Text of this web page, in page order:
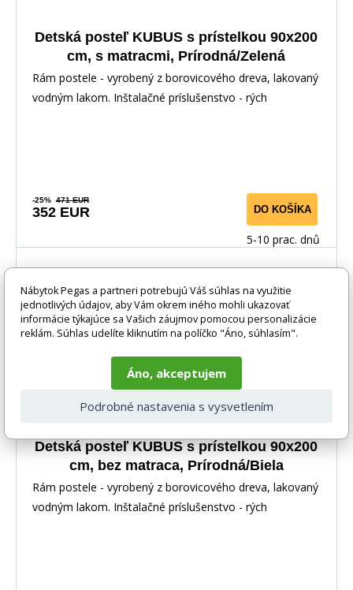
Detská posteľ KUBUS s prístelkou 90x200
cm, s matracmi, Prírodná/Zelená
Rám postele - vyrobený z borovicového dreva, lakovaný
vodným lakom. Inštalačné príslušenstvo - rých
-25% 471 EUR
352 EUR DO KOŠÍKA
5-10 prac. dnů
Detská posteľ KUBUS s prístelkou 90x200
cm, bez matraca, Prírodná/Biela
Rám postele - vyrobený z borovicového dreva, lakovaný
vodným lakom. Inštalačné príslušenstvo - rých
Nábytok Pegas a partneri potrebujú Váš súhlas na využitie
jednotlivých údajov, aby Vám okrem iného mohli ukazovať
informácie týkajúce sa Vašich záujmov pomocou personalizácie
reklám. Súhlas udelíte kliknutím na políčko "Áno, súhlasím".
Áno, akceptujem
Podrobné nastavenia s vysvetlením